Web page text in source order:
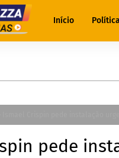
Início Política
pede